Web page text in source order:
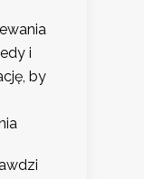
i
by